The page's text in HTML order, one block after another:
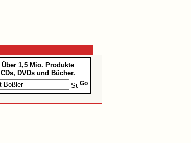
Über 1,5 Mio. Produkte
CDs, DVDs und Bücher.
Go